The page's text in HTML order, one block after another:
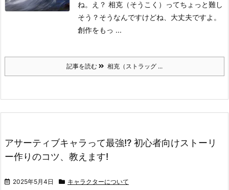
ね。
え？ 相克（そうこく）ってちょっと難し
そう？ そうなんですけどね、大丈夫ですよ。
創作をもっ ...
記事を読む 相克（ストラッグ ...
アサーティブキャラって最強!? 初心者向けストーリ
ー作りのコツ、教えます!
2025年5月4日 キャラクターについて